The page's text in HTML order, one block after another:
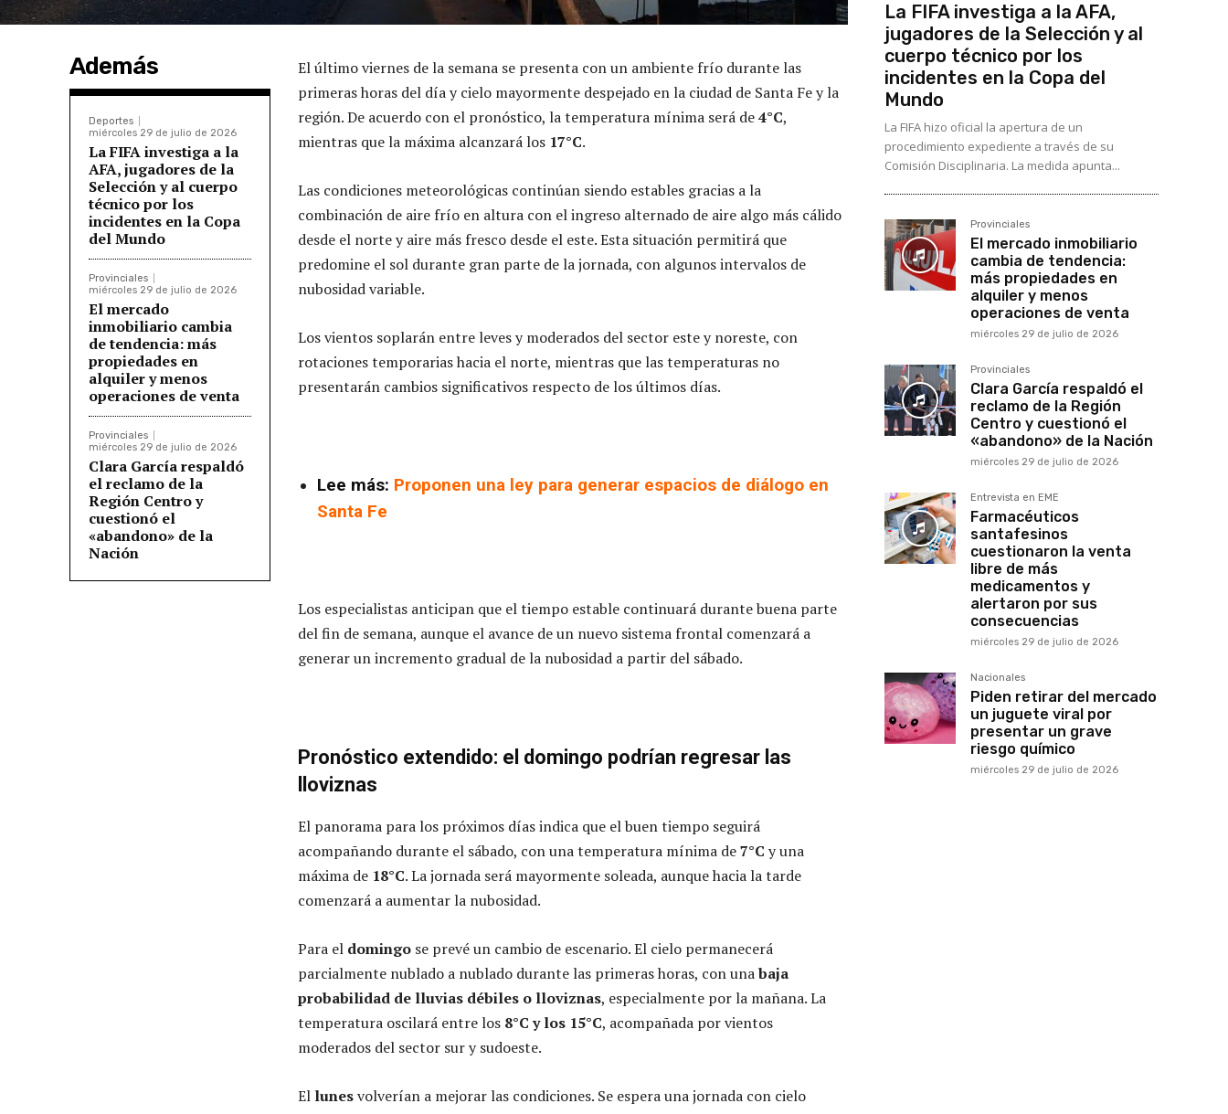
Además
Deportes
miércoles 29 de julio de 2026
La FIFA investiga a la
AFA, jugadores de la
Selección y al cuerpo
técnico por los
incidentes en la Copa
del Mundo
Provinciales
miércoles 29 de julio de 2026
El mercado
inmobiliario cambia
de tendencia: más
propiedades en
alquiler y menos
operaciones de venta
Provinciales
miércoles 29 de julio de 2026
Clara García respaldó
el reclamo de la
Región Centro y
cuestionó el
«abandono» de la
Nación
El último viernes de la semana se presenta con un ambiente frío durante las
primeras horas del día y cielo mayormente despejado en la ciudad de Santa Fe y la
región. De acuerdo con el pronóstico, la temperatura mínima será de4°C,
mientras que la máxima alcanzará los 17°C.
Las condiciones meteorológicas continúan siendo estables gracias a la
combinación de aire frío en altura con el ingreso alternado de aire algo más cálido
desde el norte y aire más fresco desde el este. Esta situación permitirá que
predomine el sol durante gran parte de la jornada, con algunos intervalos de
nubosidad variable.
Los vientos soplarán entre leves y moderados del sector este y noreste, con
rotaciones temporarias hacia el norte, mientras que las temperaturas no
presentarán cambios significativos respecto de los últimos días.
Lee más: Proponen una ley para generar espacios de diálogo en
Santa Fe
Los especialistas anticipan que el tiempo estable continuará durante buena parte
del fin de semana, aunque el avance de un nuevo sistema frontal comenzará a
generar un incremento gradual de la nubosidad a partir del sábado.
Pronóstico extendido: el domingo podrían regresar las
lloviznas
El panorama para los próximos días indica que el buen tiempo seguirá
acompañando durante el sábado, con una temperatura mínima de7°C y una
máxima de 18°C. La jornada será mayormente soleada, aunque hacia la tarde
comenzará a aumentar la nubosidad.
Para el domingo se prevé un cambio de escenario. El cielo permanecerá
parcialmente nublado a nublado durante las primeras horas, con unabaja
probabilidad de lluvias débiles o lloviznas, especialmente por la mañana. La
temperatura oscilará entre los 8°C y los 15°C, acompañada por vientos
moderados del sector sur y sudoeste.
El lunesvolverían a mejorar las condiciones. Se espera una jornada con cielo
La FIFA investiga a la AFA,
jugadores de la Selección y al
cuerpo técnico por los
incidentes en la Copa del
Mundo
La FIFA hizo oficial la apertura de un
procedimiento expediente a través de su
Comisión Disciplinaria. La medida apunta...
Provinciales
El mercado inmobiliario
cambia de tendencia:
más propiedades en
alquiler y menos
operaciones de venta
miércoles 29 de julio de 2026
Provinciales
Clara García respaldó el
reclamo de la Región
Centro y cuestionó el
«abandono» de la Nación
miércoles 29 de julio de 2026
Entrevista en EME
Farmacéuticos
santafesinos
cuestionaron la venta
libre de más
medicamentos y
alertaron por sus
consecuencias
miércoles 29 de julio de 2026
Nacionales
Piden retirar del mercado
un juguete viral por
presentar un grave
riesgo químico
miércoles 29 de julio de 2026